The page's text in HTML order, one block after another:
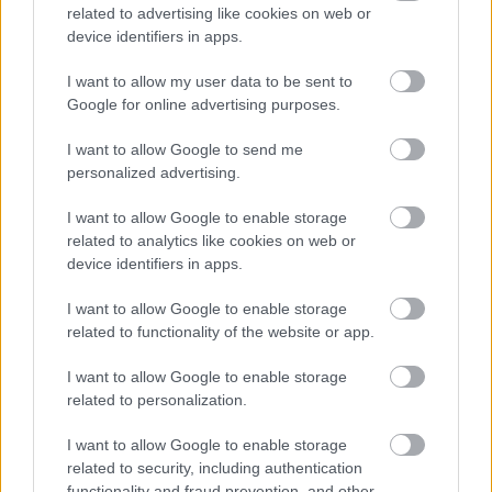
related to advertising like cookies on web or
device identifiers in apps.
I want to allow my user data to be sent to
Google for online advertising purposes.
I want to allow Google to send me
personalized advertising.
I want to allow Google to enable storage
related to analytics like cookies on web or
device identifiers in apps.
I want to allow Google to enable storage
related to functionality of the website or app.
I want to allow Google to enable storage
related to personalization.
I want to allow Google to enable storage
related to security, including authentication
Zdroj: Premium
Aké sú základné odporúčania ohľadom
relatívne vysokej miere inflácie, na ktorú nie
sme bežne zvyknutí, nie je dôvod na panickú
racionálne zhodnotiť všetky našepoistenia
majetku, bytov, domov, domácností ,
firiema všetkého, čo má reálnu materiálnu
hodnotu pre nás a zároveň podlieha cenovému
vývoju. Rozhodne odporúčam čo najskôr
a s odborným dohľadom (maklér,